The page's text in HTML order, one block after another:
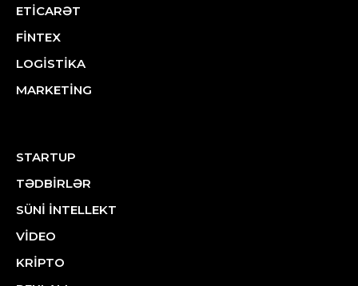
ETİCARƏT
FİNTEX
LOGİSTİKA
MARKETİNG
STARTUP
TƏDBİRLƏR
SÜNİ İNTELLEKT
VİDEO
KRİPTO